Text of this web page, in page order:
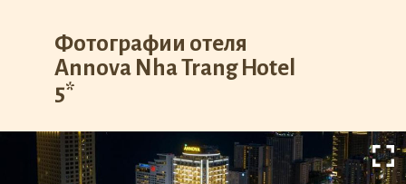
Фотографии отеля
Annova Nha Trang Hotel
5*